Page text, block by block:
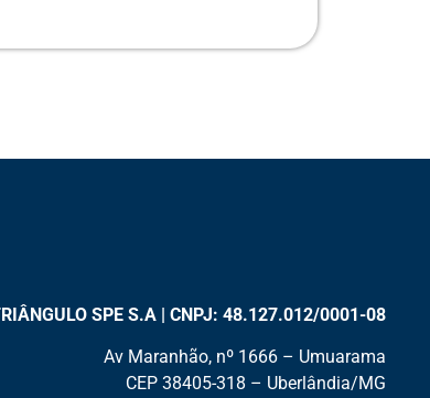
SPE S.A | CNPJ: 48.127.012/0001-08
Av Maranhão, nº 1666 – Umuarama
CEP 38405-318 – Uberlândia/MG